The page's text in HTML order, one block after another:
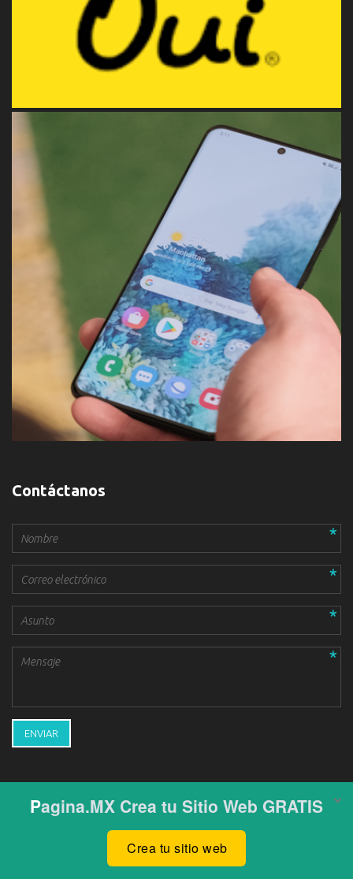
Contáctanos
ENVIAR
© 2020 http://recargasmx.mex.tl/
LogihO Technology, Líder Nacional en Recargas Electrónicas y Cobro
Alcaldía Gustavo A. Madero, C­­­­­­DMX., CP: 07200
Teléfono y whatsapp: 55 3507 5264